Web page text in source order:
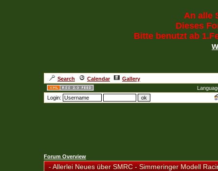
An alle
Dieses
Bitte benutzt ab
Search Calendar
Gallery
Login:
Forum Overview
-Allerlei Neues über SMRC - Simmeringer Modell